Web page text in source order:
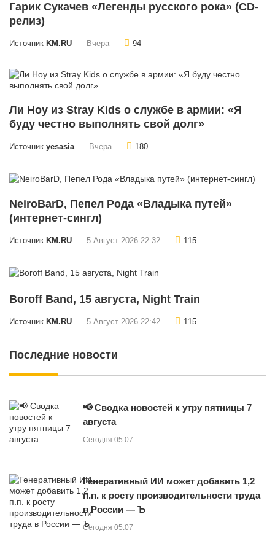
Гарик Сукачев «Легенды русского рока» (CD-
релиз)
Источник KM.RU Вчера 94
Ли Ноу из Stray Kids о службе в армии: «Я
буду честно выполнять свой долг»
Источник yesasia Вчера 180
NeiroBarD, Пепел Рода «Владыка путей»
(интернет-сингл)
Источник KM.RU 5 Август 2026 22:32 115
Boroff Band, 15 августа, Night Train
Источник KM.RU 5 Август 2026 22:42 115
Последние новости
📢 Сводка новостей к утру пятницы 7
августа
Сегодня 05:07
Генеративный ИИ может добавить 1,2
п.п. к росту производительности труда
в России — Ъ
Сегодня 05:07